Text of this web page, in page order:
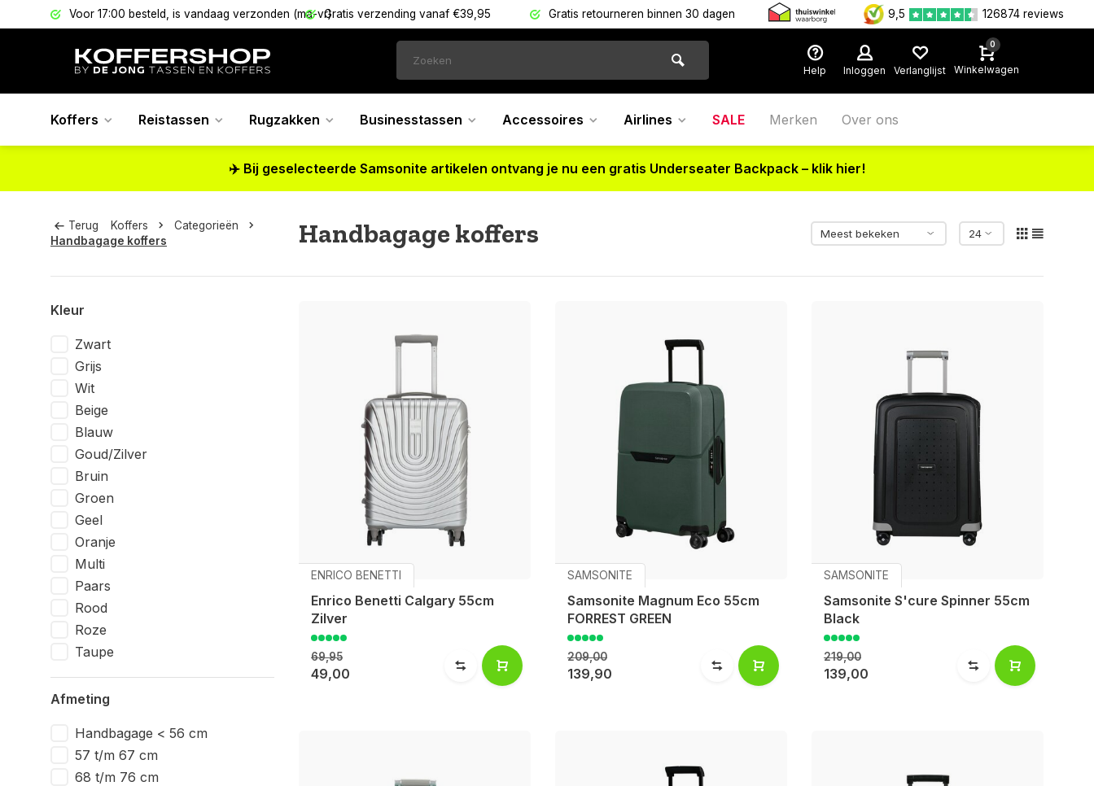
Voor 17:00 besteld, is vandaag verzonden (ma-vr)Gratis verzending vanaf €39,95 Gratis retourneren binnen 30 dagen 9,5 126874 reviews
Help Inloggen Verlanglijst
0
Winkelwagen
Koffers Reistassen Rugzakken Businesstassen Accessoires Airlines SALE Merken Over ons
✈️ Bij geselecteerde Samsonite artikelen ontvang je nu een gratis Underseater Backpack – klik hier!
Terug Koffers
Categorieën
Handbagage koffers
Handbagage koffers
Kleur
Zwart
Grijs
Wit
Beige
Blauw
Goud/Zilver
Bruin
Groen
Geel
Oranje
Multi
Paars
Rood
Roze
Taupe
Afmeting
Handbagage < 56 cm
57 t/m 67 cm
68 t/m 76 cm
ENRICO BENETTI
Enrico Benetti Calgary 55cm
Zilver
69,95
49,00
SAMSONITE
Samsonite Magnum Eco 55cm
FORREST GREEN
209,00
139,90
SAMSONITE
Samsonite S'cure Spinner 55cm
Black
219,00
139,00